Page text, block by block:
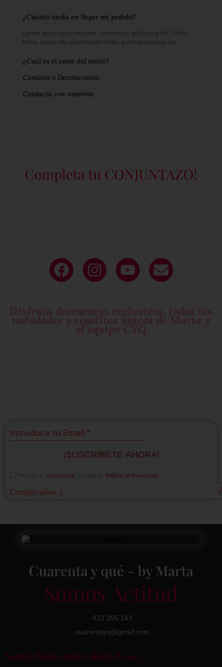
¿Cuánto tarda en llegar mi pedido?
Lorem ipsum dolor sit amet, consectetur adipiscing elit. Ut elit
tellus, luctus nec ullamcorper mattis, pulvinar dapibus leo.
¿Cuál es el coste del envío?
Cambios o Devoluciones
Contacta con nosotros
Completa tu CONJUNTAZO!
Disfruta descuentos exclusivos, todas las
novedades y regalitos únicos de Marta y
el equipo CYQ
¡SUSCRÍBETE AHORA!
He leído el Aviso Legal y acepto la Política de Privacidad
Cumpleaños ;)
Cuarenta y qué - by Marta
Somos Actitud
672 205 163
cuarentayq@gmail.com
Somos tienda online desde el 2015.